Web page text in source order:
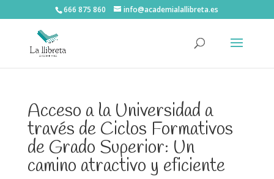
666 875 860 info@academialallibreta.es
Acceso a la Universidad a
través de Ciclos Formativos
de Grado Superior: Un
camino atractivo y eficiente